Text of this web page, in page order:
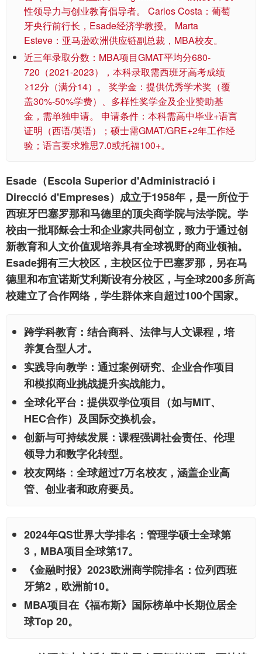
性领导力与创业教育倡导者。 Carlos Costa：葡萄
牙央行前行长，Esade经济学教授。 Marta
Esteve：亚马逊欧洲供应链副总裁，MBA校友。
近三年录取分数：MBA项目GMAT平均分680-
720（2021-2023），本科录取需西班牙高考成绩
≥12分（满分14）。 奖学金：提供优秀学术奖（覆
盖30%-50%学费）、多样性奖学金及企业赞助基
金，需单独申请。 申请条件：本科需高中毕业+语言
证明（西语/英语）；硕士需GMAT/GRE+2年工作经
验；语言要求雅思7.0或托福100+。
Esade（Escola Superior d'Administració i
Direcció d'Empreses）成立于1958年，是一所位于
西班牙巴塞罗那和马德里的顶尖商学院与法学院。学
校由一批耶稣会士和企业家共同创立，致力于通过创
新教育和人文价值观培养具有全球视野的商业领袖。
Esade拥有三大校区，主校区位于巴塞罗那，另在马
德里和布宜诺斯艾利斯设有分校区，与全球200多所高
校建立了合作网络，学生群体来自超过100个国家。
跨学科教育 ：结合商科、法律与人文课程，培
养复合型人才。
实践导向教学 ：通过案例研究、企业合作项目
和模拟商业挑战提升实战能力。
全球化平台 ：提供双学位项目（如与MIT、
HEC合作）及国际交换机会。
创新与可持续发展 ：课程强调社会责任、伦理
领导力和数字化转型。
校友网络：全球超过7万名校友，涵盖企业高
管、创业者和政府要员。
2024年QS世界大学排名：管理学硕士全球第
3，MBA项目全球第17。
《金融时报》2023欧洲商学院排名：位列西班
牙第2，欧洲前10。
MBA项目在《福布斯》国际榜单中长期位居全
球Top 20。